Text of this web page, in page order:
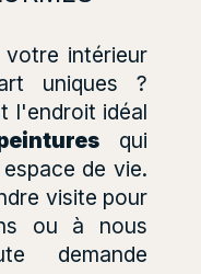
votre intérieur
uniques ?
l'endroit idéal
qui
de vie.
visite pour
ou à nous
demande